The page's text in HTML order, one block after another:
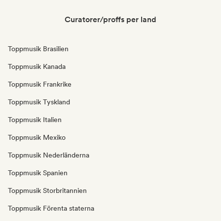
Curatorer/proffs per land
Toppmusik Brasilien
Toppmusik Kanada
Toppmusik Frankrike
Toppmusik Tyskland
Toppmusik Italien
Toppmusik Mexiko
Toppmusik Nederländerna
Toppmusik Spanien
Toppmusik Storbritannien
Toppmusik Förenta staterna